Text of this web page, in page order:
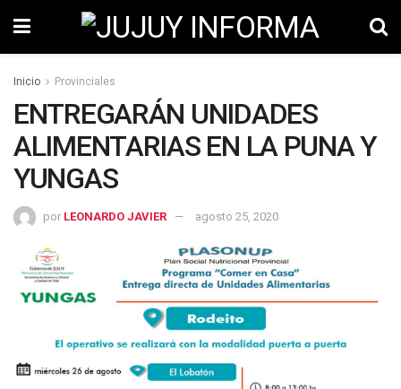
Inicio Provinciales
ENTREGARÁN UNIDADES
ALIMENTARIAS EN LA PUNA Y
YUNGAS
por LEONARDO JAVIER agosto 25, 2020